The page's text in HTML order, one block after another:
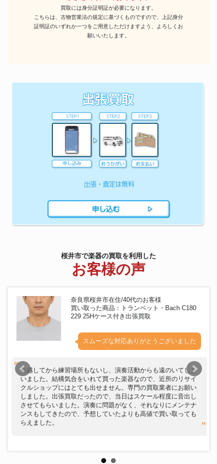
買取には身分証明証が必要になります。
こちらは、古物営業法の規定に基づくものですので、上記身分
証明証のいずれか一つをご用意しただけますよう、よろしくお
願いいたします。
桜井市で楽器の買取を利用した
お客様の声
奈良県桜井市在住/40代のお客様
買い取った商品：トランペット・Bach C180
229 25Hケース付き出張買取
スムーズな対応ありがとうございました
引越してから練習場所もないし、演奏活動からも遠のいてしま
いました。結構気合をいれて買った楽器なので、近所のリサイ
クルショップにはとても出せません。専門の買取業者にお願い
しました。出張買取だったので、当日はスケール程度に音出し
させてもらいました。演奏に問題がなく、それなりにメンテナ
ンスもしてきたので、予想していたよりも高値で買い取っても
らえました。